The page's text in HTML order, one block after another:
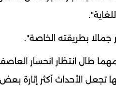
بطريقته الخاصة".
طال انتظار انحسار
الأحداث أكثر إثارة